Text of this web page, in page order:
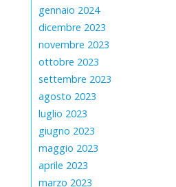
gennaio 2024
dicembre 2023
novembre 2023
ottobre 2023
settembre 2023
agosto 2023
luglio 2023
giugno 2023
maggio 2023
aprile 2023
marzo 2023